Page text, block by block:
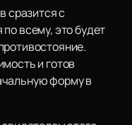
сразится с
всему, это будет
и готов
форму в